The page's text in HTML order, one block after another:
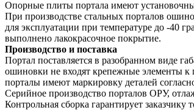
Опорные плиты портала имеют
При производстве стальных порталов
для эксплуатации при температуре до -40
выполнено лакокрасочное покрытие.
Производство и поставка
Портал поставляется в разобранном виде
ошиновки не входят крепежные элементы
порталы имеют маркировку деталей
Серийное производство порталов ОРУ,
Контрольная сборка гарантирует